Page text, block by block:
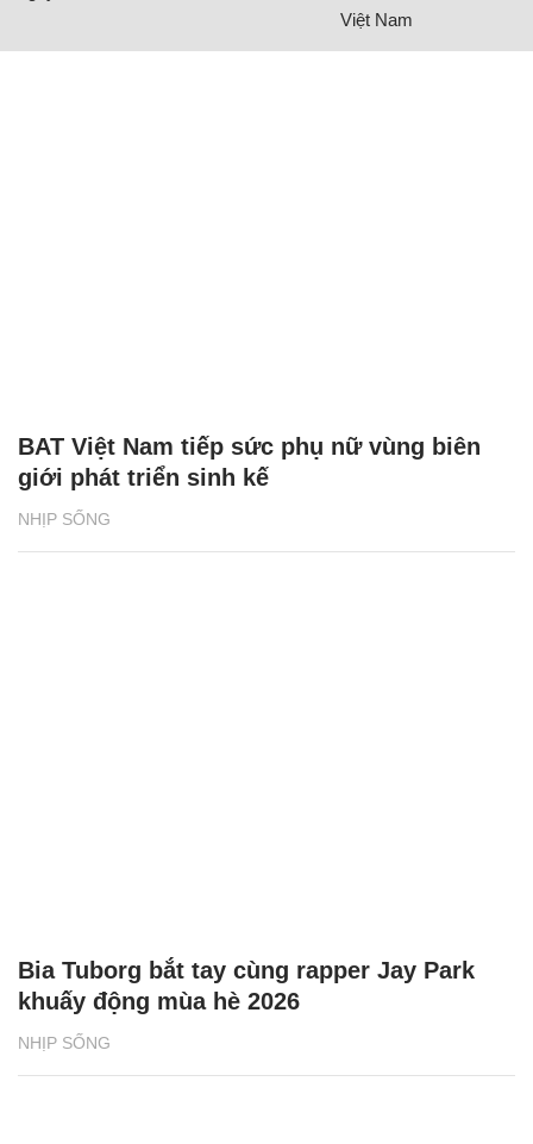
Việt Nam
NHỊP SỐNG
BAT Việt Nam tiếp sức phụ nữ vùng biên
giới phát triển sinh kế
NHỊP SỐNG
Bia Tuborg bắt tay cùng rapper Jay Park
khuấy động mùa hè 2026